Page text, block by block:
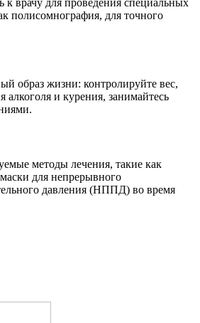
врачу для проведения специальных
полисомнография, для точного
образ жизни: контролируйте вес,
алкоголя и курения, занимайтесь
методы лечения, такие как
для непрерывного
давления (НППД) во время